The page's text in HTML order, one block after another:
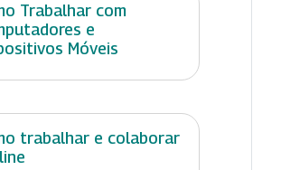
Trabalhar com
e
Móveis
trabalhar e colaborar